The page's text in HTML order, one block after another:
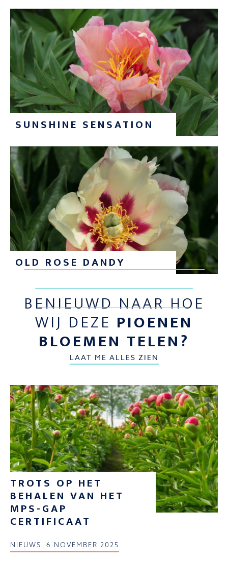
SUNSHINE SENSATION
OLD ROSE DANDY
BENIEUWD NAAR HOE
WIJ DEZE PIOENEN
BLOEMEN TELEN?
LAAT ME ALLES ZIEN
TROTS OP HET
BEHALEN VAN HET
MPS-GAP
CERTIFICAAT
NIEUWS 6 NOVEMBER 2025